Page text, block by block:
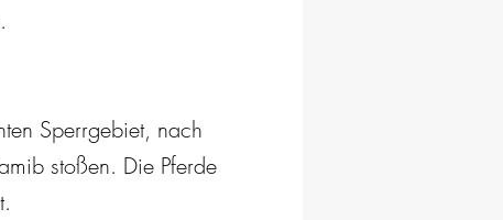
Sperrgebiet, nach
stoßen. Die Pferde